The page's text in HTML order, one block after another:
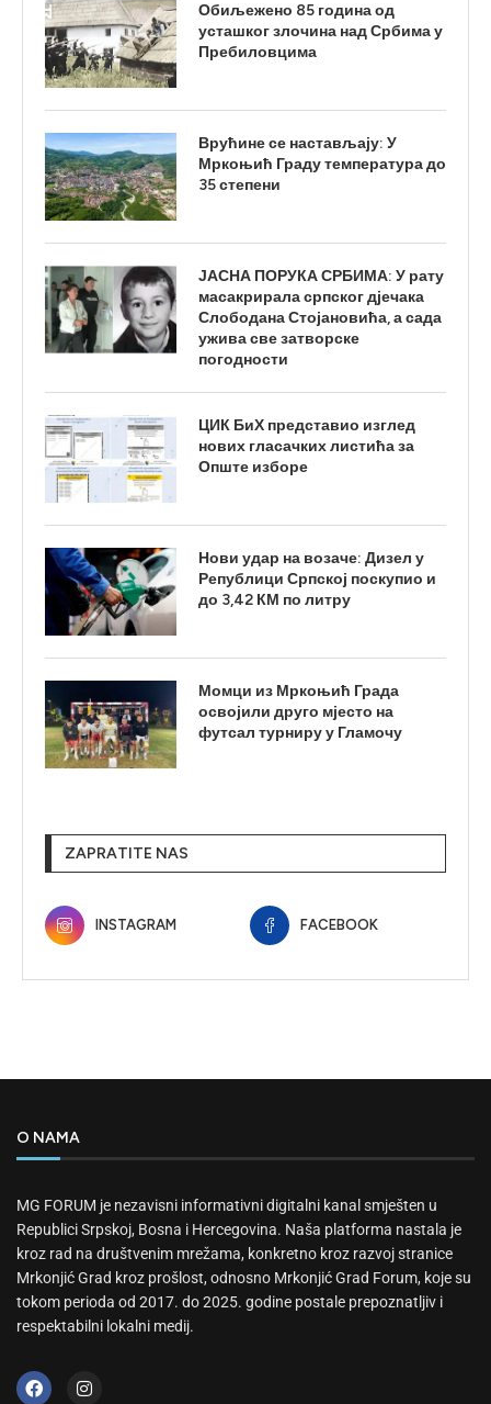
Обиљежено 85 година од
усташког злочина над Србима у
Пребиловцима
Врућине се настављају: У
Мркоњић Граду температура до
35 степени
ЈАСНА ПОРУКА СРБИМА: У рату
масакрирала српског дјечака
Слободана Стојановића, а сада
ужива све затворске
погодности
ЦИК БиХ представио изглед
нових гласачких листића за
Опште изборе
Нови удар на возаче: Дизел у
Републици Српској поскупио и
до 3,42 КМ по литру
Момци из Мркоњић Града
освојили друго мјесто на
футсал турниру у Гламочу
ZAPRATITE NAS
INSTAGRAM FACEBOOK
O NAMA
MG FORUM je nezavisni informativni digitalni kanal smješten u
Republici Srpskoj, Bosna i Hercegovina. Naša platforma nastala je
kroz rad na društvenim mrežama, konkretno kroz razvoj stranice
Mrkonjić Grad kroz prošlost, odnosno Mrkonjić Grad Forum, koje su
tokom perioda od 2017. do 2025. godine postale prepoznatljiv i
respektabilni lokalni medij.